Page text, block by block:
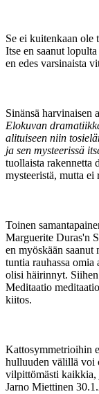
Se ei kuitenkaan ole
Itse en saanut
en edes varsinaista
Sinänsä harvinaisen
Elokuvan
alituiseen niin
ja sen mysteerissä
tuollaista rakennetta
mysteeristä, mutta
Toinen
Marguerite Duras'n
en myöskään
tuntia rauhassa
olisi häirinnyt.
Meditaatio
kiitos.
Kattosymmetrioihin
hulluuden välillä voi
vilpittömästi kaikkia,
Jarno Miettinen